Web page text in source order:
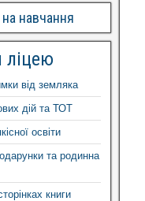
навчання
ліцею
від земляка
дій та ТОТ
освіти
та родинна
книги